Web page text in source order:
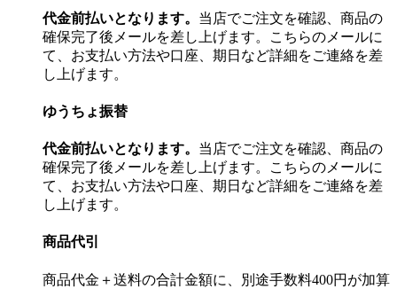
代金前払いとなります。 当店でご注文を確認、商品の
確保完了後メールを差し上げます。こちらのメールに
て、お支払い方法や口座、期日など詳細をご連絡を差
し上げます。
ゆうちょ振替
代金前払いとなります。 当店でご注文を確認、商品の
確保完了後メールを差し上げます。こちらのメールに
て、お支払い方法や口座、期日など詳細をご連絡を差
し上げます。
商品代引
商品代金＋送料の合計金額に、別途手数料400円が加算